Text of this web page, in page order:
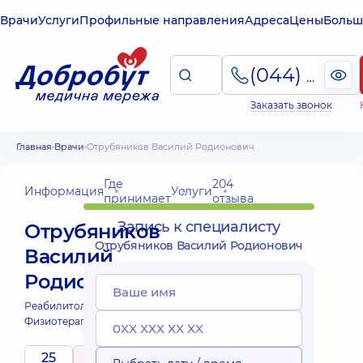
ВрачиУслугиПрофильные направленияАдресаЦены
(044) 495-2-888
Заказать звонок
Главная Врачи Отрубяников Василий Родионович
ИнформацияГде
принимаетУслуги204
отзыва
Отрубяников
Василий
Родионович
Реабилитолог;
Физиотерапевт;
25 5 / 5
Запись к специалисту
Отрубяников Василий Родионович